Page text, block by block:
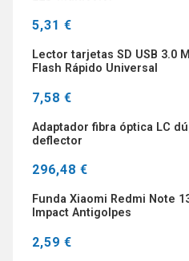
5,31 €
Lector tarjetas SD USB 3.0
Flash Rápido Universal
7,58 €
Adaptador fibra óptica LC
deflector
296,48 €
Funda Xiaomi Redmi Note
Impact Antigolpes
2,59 €